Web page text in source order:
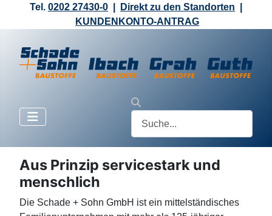
Tel. 0202 27430-0 Direkt zu den Standorten
KUNDENKONTO-ANTRAG
Aus Prinzip servicestark und
menschlich
Die Schade + Sohn GmbH ist ein mittelständisches